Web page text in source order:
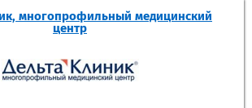
многопрофильный медицинский
центр